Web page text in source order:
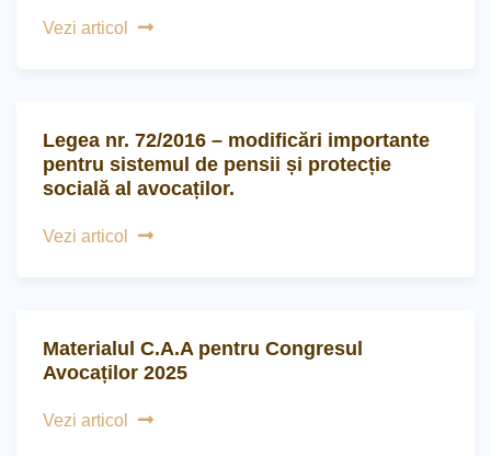
Vezi articol
Legea nr. 72/2016 – modificări importante
pentru sistemul de pensii și protecție
socială al avocaților.
Vezi articol
Materialul C.A.A pentru Congresul
Avocaților 2025
Vezi articol